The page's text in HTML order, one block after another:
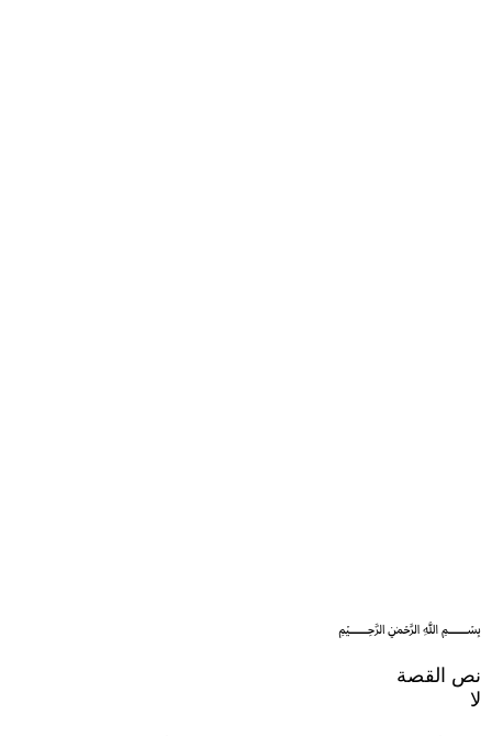
﷽
نص القصة
لا